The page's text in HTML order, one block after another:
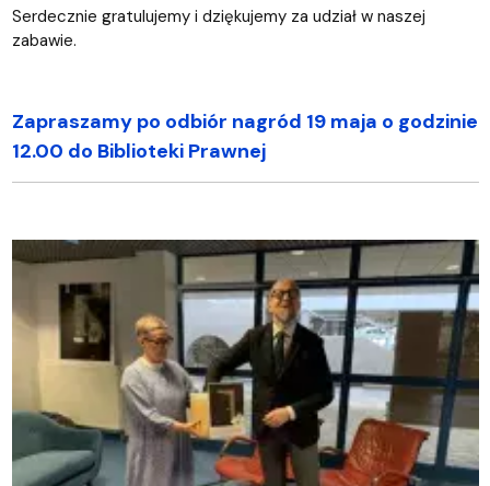
Serdecznie gratulujemy i dziękujemy za udział w naszej
zabawie.
Zapraszamy po odbiór nagród 19 maja o godzinie
12.00 do Biblioteki Prawnej